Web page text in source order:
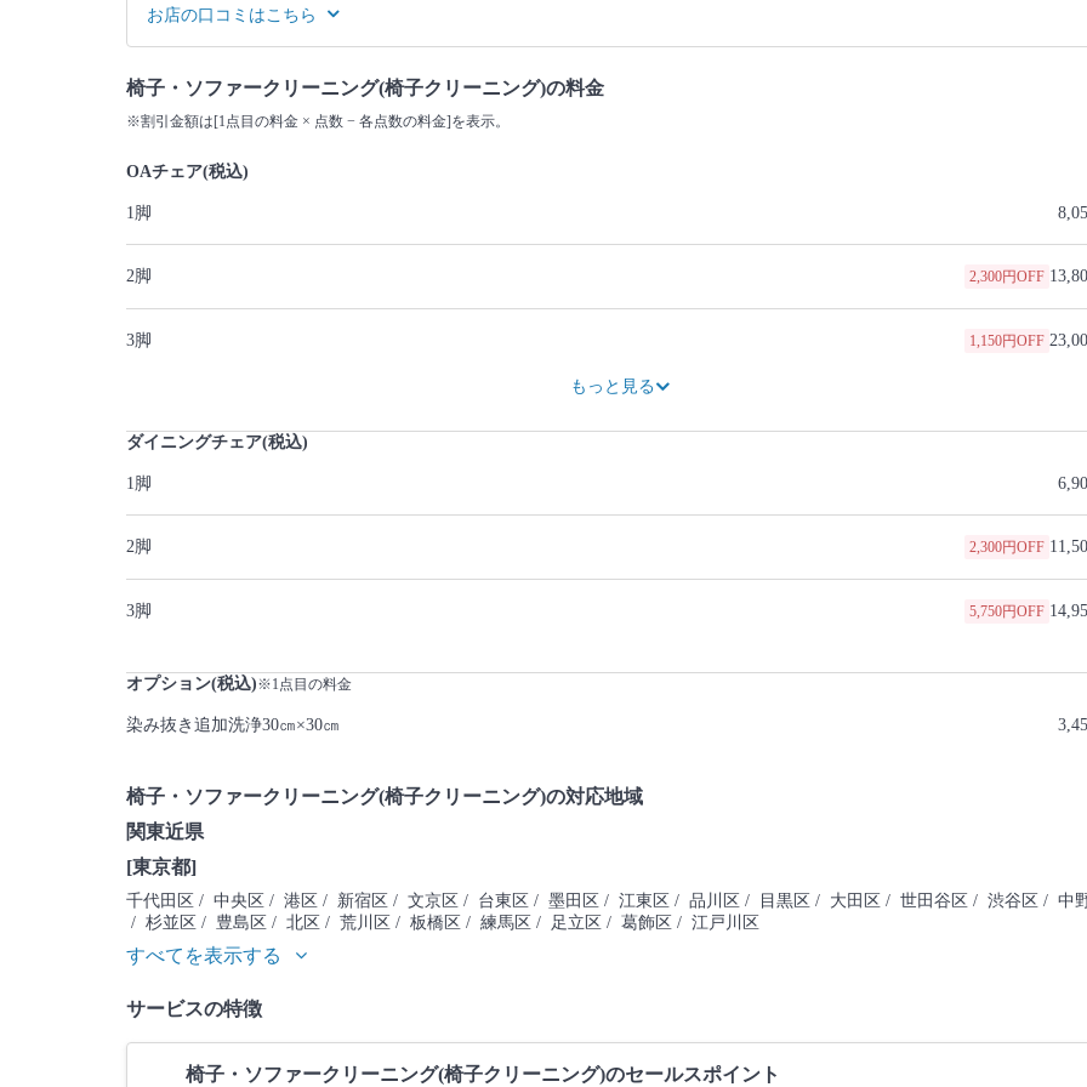
お店の口コミはこちら
椅子・ソファークリーニング(椅子クリーニング)の料金
※割引金額は[1点目の料金 × 点数 − 各点数の料金]を表示。
OAチェア(税込)
1脚
2脚 2,300円OFF
3脚 1,150円OFF
もっと見る
ダイニングチェア(税込)
1脚
2脚 2,300円OFF
3脚 5,750円OFF
オプション(税込)※1点目の料金
染み抜き追加洗浄30㎝×30㎝
椅子・ソファークリーニング(椅子クリーニング)の対応地域
関東近県
[東京都]
千代田区 / 中央区 / 港区 / 新宿区 / 文京区 / 台東区 / 墨田区 / 江東区 / 品川区 / 目黒区 / 大田区 / 世田谷区 / 渋谷区 / 中
/ 杉並区 / 豊島区 / 北区 / 荒川区 / 板橋区 / 練馬区 / 足立区 / 葛飾区 / 江戸川区
すべてを表示する
サービスの特徴
椅子・ソファークリーニング(椅子クリーニング)のセールスポイント